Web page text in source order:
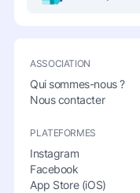
ASSOCIATION
Qui sommes-nous ?
Nous contacter
PLATEFORMES
Instagram
Facebook
App Store (iOS)